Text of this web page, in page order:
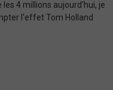
les 4 millions aujourd'hui, je
l'effet Tom Holland